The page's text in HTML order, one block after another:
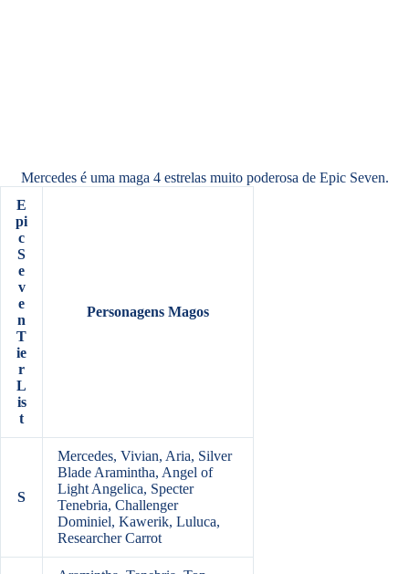
Mercedes é uma maga 4 estrelas muito poderosa de Epic Seven.
E
pi
c
S
e
v
e
n
T
ie
r
L
is
t
Personagens Magos
S
Mercedes, Vivian, Aria, Silver
Blade Aramintha, Angel of
Light Angelica, Specter
Tenebria, Challenger
Dominiel, Kawerik, Luluca,
Researcher Carrot